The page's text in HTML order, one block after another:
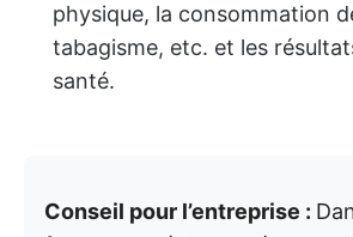
physique, la consommation
tabagisme, etc. et les
santé.
Conseil pour l’entreprise :